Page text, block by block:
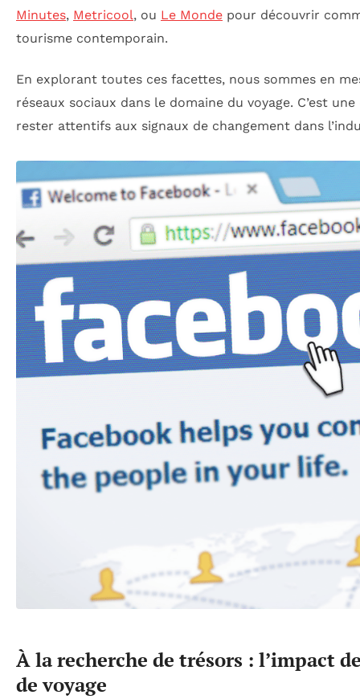
Minutes, Metricool, ou Le Monde pour découvrir
tourisme contemporain.
En explorant toutes ces facettes, nous sommes en
réseaux sociaux dans le domaine du voyage. C’est
rester attentifs aux signaux de changement dans
À la recherche de trésors : l’impact
de voyage